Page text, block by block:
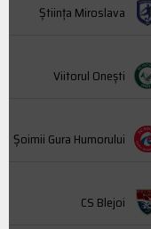
Știința Miroslava
Viitorul Onești
Şoimii Gura Humorului
CS Blejoi